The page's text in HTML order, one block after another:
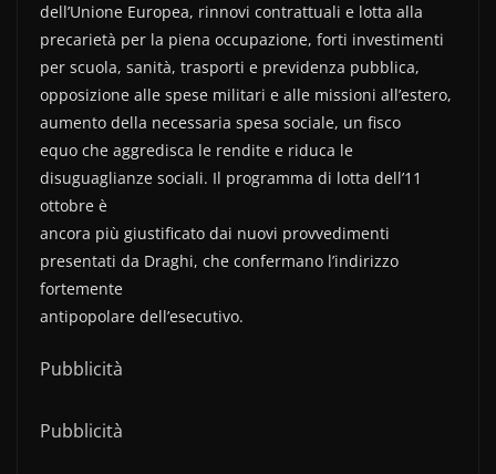
dell’Unione Europea, rinnovi contrattuali e lotta alla
precarietà per la piena occupazione, forti investimenti
per scuola, sanità, trasporti e previdenza pubblica,
opposizione alle spese militari e alle missioni all’estero,
aumento della necessaria spesa sociale, un fisco
equo che aggredisca le rendite e riduca le
disuguaglianze sociali. Il programma di lotta dell’11
ottobre è
ancora più giustificato dai nuovi provvedimenti
presentati da Draghi, che confermano l’indirizzo
fortemente
antipopolare dell’esecutivo.
Pubblicità
Pubblicità